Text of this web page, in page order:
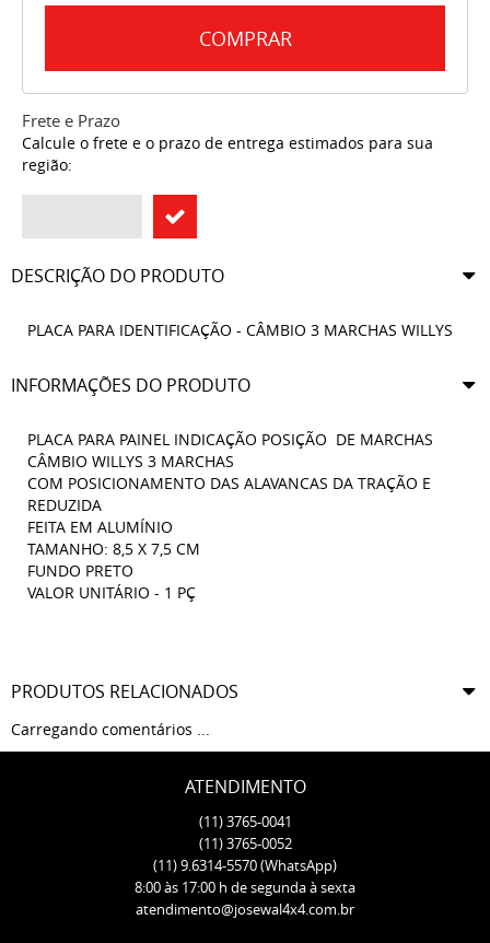
COMPRAR
Frete e Prazo
Calcule o frete e o prazo de entrega estimados para sua
região:
DESCRIÇÃO DO PRODUTO
PLACA PARA IDENTIFICAÇÃO - CÂMBIO 3 MARCHAS WILLYS
INFORMAÇÕES DO PRODUTO
PLACA PARA PAINEL INDICAÇÃO POSIÇÃO DE MARCHAS
CÂMBIO WILLYS 3 MARCHAS
COM POSICIONAMENTO DAS ALAVANCAS DA TRAÇÃO E
REDUZIDA
FEITA EM ALUMÍNIO
TAMANHO: 8,5 X 7,5 CM
FUNDO PRETO
VALOR UNITÁRIO - 1 PÇ
PRODUTOS RELACIONADOS
Carregando comentários ...
ATENDIMENTO
(11)3765-0041
(11)3765-0052
(11)9.6314-5570(WhatsApp)
8:00 às 17:00 h de segunda à sexta
atendimento@josewal4x4.com.br